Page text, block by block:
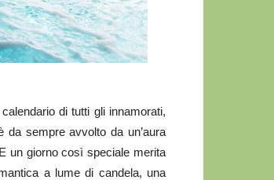
di tutti gli innamorati,
da sempre avvolto da un’aura
un giorno così speciale merita
a lume di candela, una